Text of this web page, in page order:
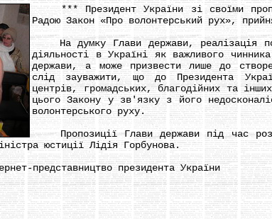
*** Президент України зі своїми
Радою Закон «Про волонтерський рух»,
На думку Глави держави, реалізація
діяльності в Україні як важливого
держави, а може призвести лише до
слід зауважити, що до Президента
центрів, громадських, благодійних та
цього Закону у зв'язку з його
волонтерського руху.
Пропозиції Глави держави під час
юстиції Лідія Горбунова.
представництво президента України